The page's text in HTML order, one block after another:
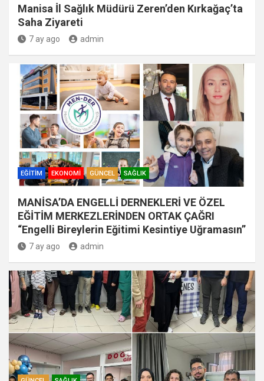
Manisa İl Sağlık Müdürü Zeren’den Kırkağaç’ta
Saha Ziyareti
7 ay ago admin
EĞITIM EKONOMI GÜNCEL SAĞLIK
MANİSA’DA ENGELLİ DERNEKLERİ VE ÖZEL
EĞİTİM MERKEZLERİNDEN ORTAK ÇAĞRI
“Engelli Bireylerin Eğitimi Kesintiye Uğramasın”
7 ay ago admin